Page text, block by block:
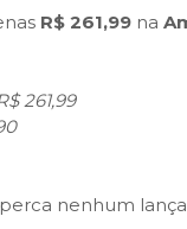
R$ 261,99 na
261,99
nenhum